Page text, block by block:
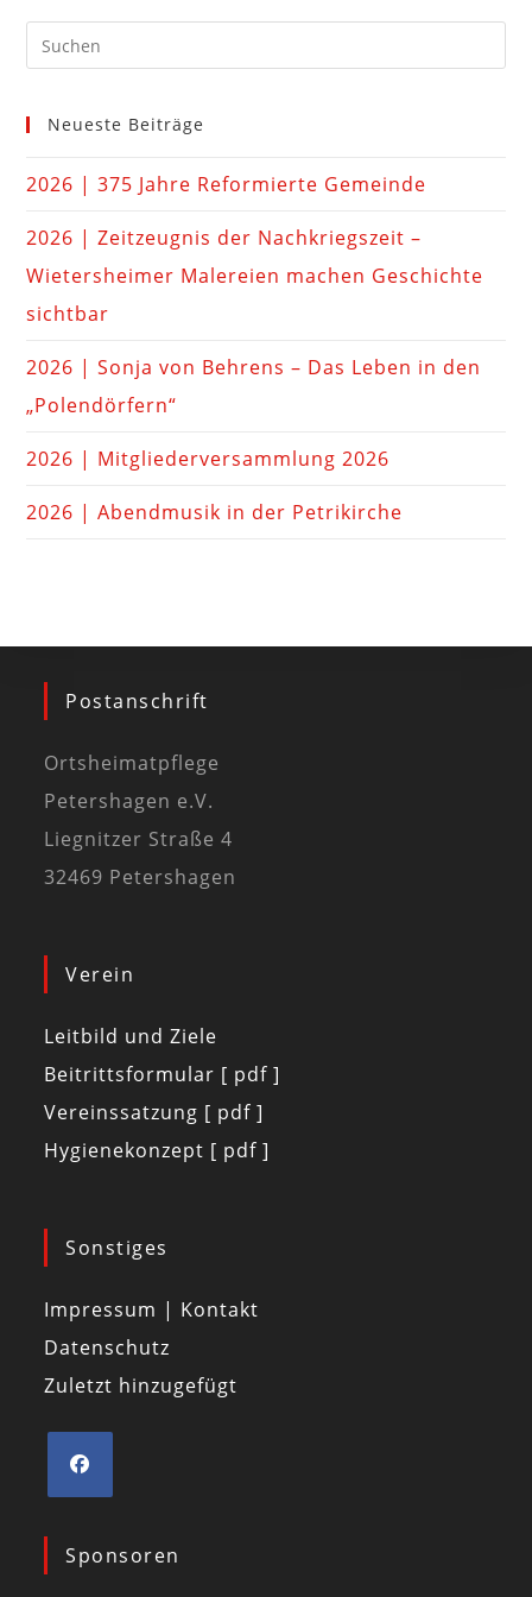
Neueste Beiträge
2026 | 375 Jahre Reformierte Gemeinde
2026 | Zeitzeugnis der Nachkriegszeit –
Wietersheimer Malereien machen Geschichte
sichtbar
2026 | Sonja von Behrens – Das Leben in den
„Polendörfern“
2026 | Mitgliederversammlung 2026
2026 | Abendmusik in der Petrikirche
Postanschrift
Ortsheimatpflege
Petershagen e.V.
Liegnitzer Straße 4
32469 Petershagen
Verein
Leitbild und Ziele
Beitrittsformular [ pdf ]
Vereinssatzung [ pdf ]
Hygienekonzept [ pdf ]
Sonstiges
Impressum | Kontakt
Datenschutz
Zuletzt hinzugefügt
Sponsoren